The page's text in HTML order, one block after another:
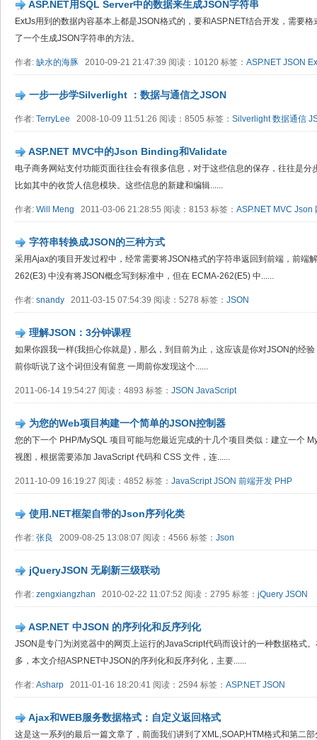
ASP.NET用SQL Server中的数据来生成JSON字符串
ExtJs用到的数据内容基本上都是JSON格式的，要和ASP.NET结合开发，需要
了一个生成JSON字符串的方法。
作者: 缺水的海豚 2010-09-21 21:47:39 阅读：10120 标签： ASP.NET JSON
一步一步学Silverlight ：数据与通信之JSON
作者: TerryLee 2008-10-09 11:51:26 阅读：8505 标签： Silverlight数据通信
ASP.NET MVC中的Json Binding和Validate
电子商务网站支付功能页面往往会有很多信息，对于这些信息的保存，往往是
比如其中的收货人信息模块。这些信息的新建和编辑......
作者: Will Meng 2011-03-06 21:28:55 阅读：8153 标签： ASP.NET MVC Json
字符串转换成JSON的三种方式
采用Ajax的项目开发过程中，经常需要将JSON格式的字符串返回到前端，前端
262(E3) 中没有将JSON概念写到标准中，但在 ECMA-262(E5) 中......
作者: snandy 2011-03-15 07:54:39 阅读：5278 标签： JSON
理解JSON：3分钟课程
如果你跟我一样(我担心你就是)，那么，到目前为止，这应该是你对JSON的经
前你听说了这个词但没有留意 一周前你发现这个......
2011-06-14 19:54:27 阅读：4893 标签： JSON JavaScript
为您的Web项目构建一个简单的JSON控制器
您的下一个 PHP/MySQL 项目可能与您最近完成的十几个项目类似：建立一个
视图，根据需要添加 JavaScript 代码和 CSS 文件，连......
2011-10-09 16:19:27 阅读：4852 标签： JavaScript JSON 前端开发 PHP
使用.NET框架自带的Json序列化类
作者: 张良 2009-08-25 13:08:07 阅读：4566 标签： Json
jQueryJSON 无刷新三级联动
作者: zengxiangzhan 2010-02-22 11:07:52 阅读：2795 标签： jQuery JSON
ASP.NET 中JSON 的序列化和反序列化
JSON是专门为浏览器中的网页上运行的JavaScript代码而设计的一种数据格式
多，本文介绍ASP.NET中JSON的序列化和反序列化，主要......
作者: Asharp 2011-01-16 18:20:41 阅读：2594 标签： ASP.NET JSON
Ajax和WEB服务数据格式：自定义返回格式
这是这一系列的最后一篇文章了，前面我们讲到了XML,SOAP,HTM格式和第二